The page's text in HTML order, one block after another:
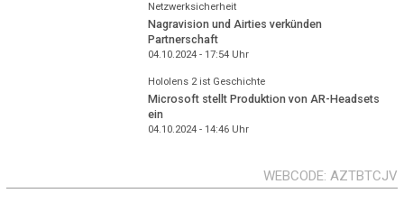
Netzwerksicherheit
Nagravision und Airties verkünden
Partnerschaft
04.10.2024 - 17:54Uhr
Hololens 2 ist Geschichte
Microsoft stellt Produktion von AR-Headsets
ein
04.10.2024 - 14:46Uhr
WEBCODE AZTBTCJV